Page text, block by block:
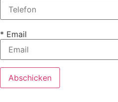
* Email